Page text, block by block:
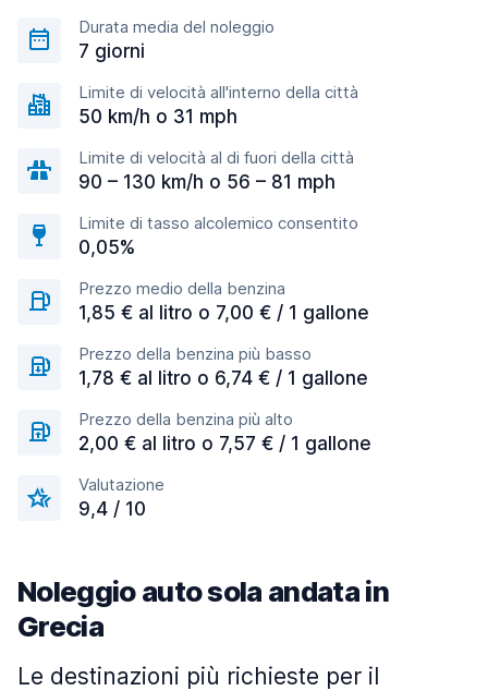
Durata media del noleggio
7 giorni
Limite di velocità all'interno della città
50 km/h o 31 mph
Limite di velocità al di fuori della città
90 – 130 km/h o 56 – 81 mph
Limite di tasso alcolemico consentito
0,05%
Prezzo medio della benzina
1,85 € al litro o 7,00 € / 1 gallone
Prezzo della benzina più basso
1,78 € al litro o 6,74 € / 1 gallone
Prezzo della benzina più alto
2,00 € al litro o 7,57 € / 1 gallone
Valutazione
9,4 / 10
Noleggio auto sola andata in
Grecia
Le destinazioni più richieste per il